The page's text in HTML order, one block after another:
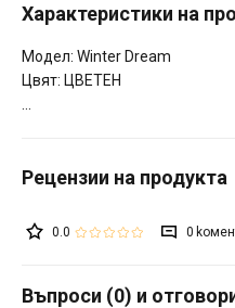
Характеристики на
Модел: Winter Dream
Цвят: ЦВЕТЕН
0.0 0
Въпроси (0) и